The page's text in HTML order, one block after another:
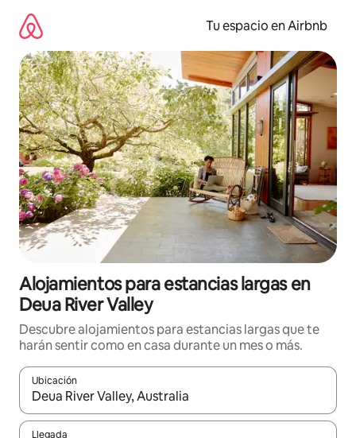
contenido
Tu espacio en Airbnb
Alojamientos para estancias largas en
Deua River Valley
Descubre alojamientos para estancias largas que te
harán sentir como en casa durante un mes o más.
Ubicación
Cuando los resultados estén disponibles, podrás navegar
Llegada